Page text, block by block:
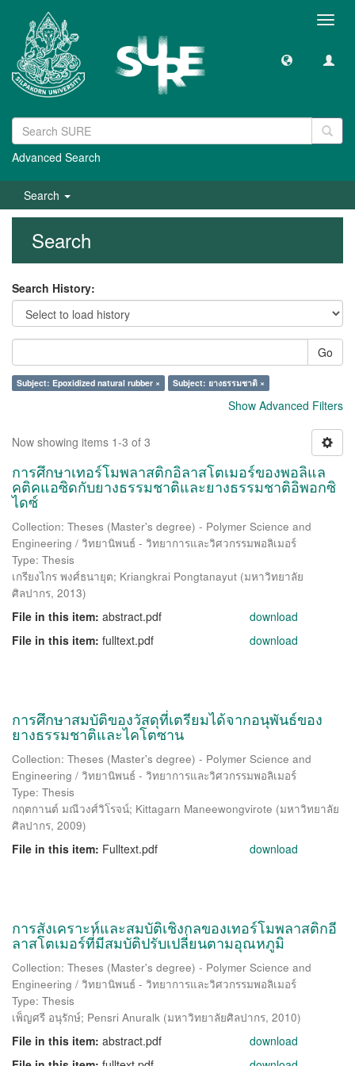
Advanced Search
Search
Search
Search History:
Go
Subject: Epoxidized natural rubber × Subject: ยางธรรมชาติ ×
Show Advanced Filters
Now showing items 1-3 of 3
การศึกษาเทอร์โมพลาสติกอิลาสโตเมอร์ของพอลิแล
คติคแอซิดกับยางธรรมชาติและยางธรรมชาติอิพอกซิ
ไดซ์
Collection: Theses (Master's degree) - Polymer Science and
Engineering / วิทยานิพนธ์ - วิทยาการและวิศวกรรมพอลิเมอร์
Type: Thesis
เกรียงไกร พงศ์ธนายุต; Kriangkrai Pongtanayut (มหาวิทยาลัย
ศิลปากร, 2013)
File in this item: abstract.pdf
download
File in this item: fulltext.pdf download
การศึกษาสมบัติของวัสดุที่เตรียมได้จากอนุพันธ์ของ
ยางธรรมชาติและไคโตซาน
Collection: Theses (Master's degree) - Polymer Science and
Engineering / วิทยานิพนธ์ - วิทยาการและวิศวกรรมพอลิเมอร์
Type: Thesis
กฤตกานต์ มณีวงศ์วิโรจน์; Kittagarn Maneewongvirote (มหาวิทยาลัย
ศิลปากร, 2009)
File in this item: Fulltext.pdf download
การสังเคราะห์และสมบัติเชิงกลของเทอร์โมพลาสติกอี
ลาสโตเมอร์ที่มีสมบัติปรับเปลี่ยนตามอุณหภูมิ
Collection: Theses (Master's degree) - Polymer Science and
Engineering / วิทยานิพนธ์ - วิทยาการและวิศวกรรมพอลิเมอร์
Type: Thesis
เพ็ญศรี อนุรักษ์; Pensri Anuralk (มหาวิทยาลัยศิลปากร, 2010)
File in this item: abstract.pdf
download